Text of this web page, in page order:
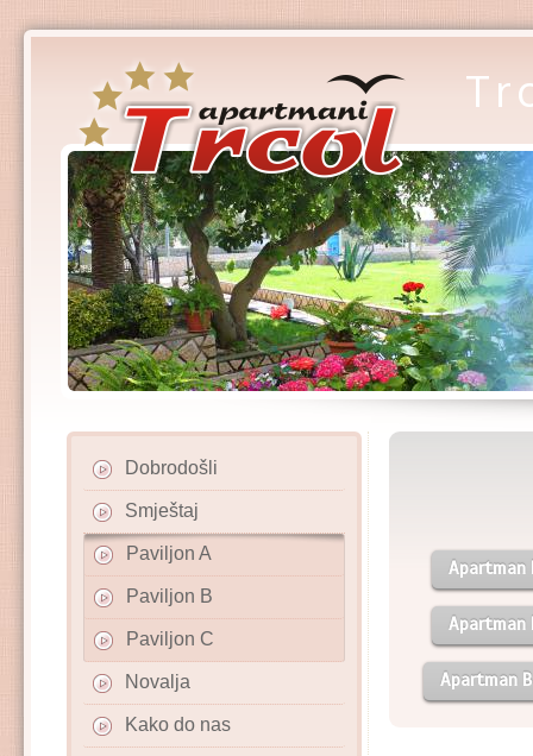
Dobrodošli
Smještaj
Paviljon A
Paviljon B
Paviljon C
Novalja
Kako do nas
Apartman
Apartman
Apartman